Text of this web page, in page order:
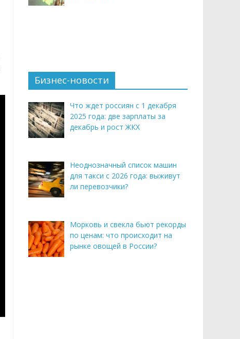
Бизнес-новости
Что ждет россиян с 1 декабря
2025 года: две зарплаты за
декабрь и рост ЖКХ
Неоднозначный список машин
для такси с 2026 года: выживут
ли перевозчики?
Морковь и свекла бьют рекорды
по ценам: что происходит на
рынке овощей в России?